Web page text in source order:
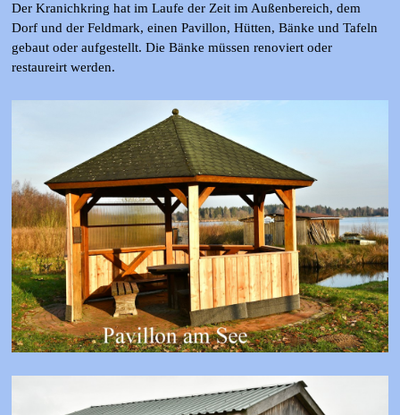
Der Kranichkring hat im Laufe der Zeit im Außenbereich, dem
Dorf und der Feldmark, einen Pavillon, Hütten, Bänke und Tafeln
gebaut oder aufgestellt. Die Bänke müssen renoviert oder
restaureirt werden.